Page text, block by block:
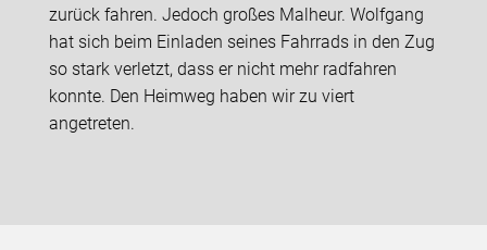
zurück fahren. Jedoch großes Malheur. Wolfgang
hat sich beim Einladen seines Fahrrads in den Zug
so stark verletzt, dass er nicht mehr radfahren
konnte. Den Heimweg haben wir zu viert
angetreten.